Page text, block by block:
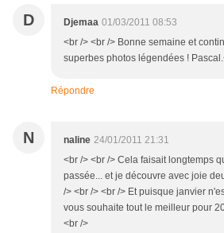
D Djemaa 01/03/2011 08:53
<br /> <br /> Bonne semaine et
superbes photos légendées !
Répondre
N naline 24/01/2011 21:31
<br /> <br /> Cela faisait longtemps
passée... et je découvre avec joie
/> <br /> <br /> Et puisque janvier
vous souhaite tout le meilleur pour
<br />